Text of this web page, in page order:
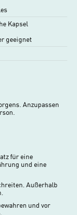
Kapsel
geeignet
Anzupassen
für eine
und eine
Außerhalb
und vor